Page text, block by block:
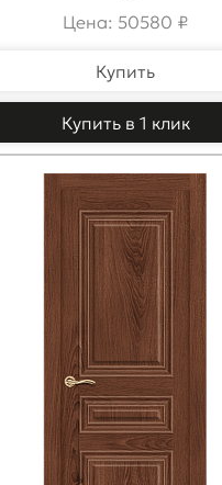
Цена: 50580 ₽
Купить
Купить в 1 клик